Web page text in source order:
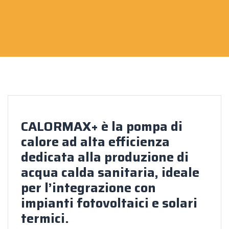
CALORMAX+ è la pompa di
calore ad alta efficienza
dedicata alla produzione di
acqua calda sanitaria, ideale
per l’integrazione con
impianti fotovoltaici e solari
termici.